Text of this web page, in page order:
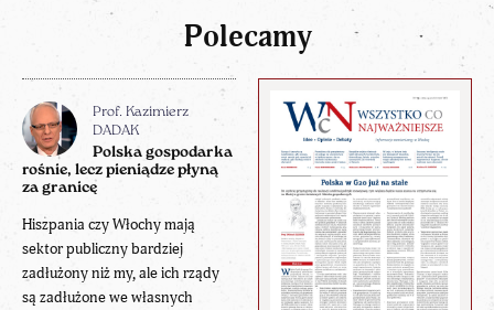
Polecamy
Prof. Kazimierz
DADAK
Polska gospodarka
rośnie, lecz pieniądze płyną
za granicę
Hiszpania czy Włochy mają
sektor publiczny bardziej
zadłużony niż my, ale ich rządy
są zadłużone we własnych